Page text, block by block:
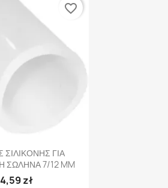
προβολή
ΓΙΑ
ΣΩΛΗΝΑ 7/12 MM
zł
favorite_border